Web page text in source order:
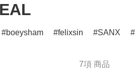
boeysham felixsin SANX
7項 商品